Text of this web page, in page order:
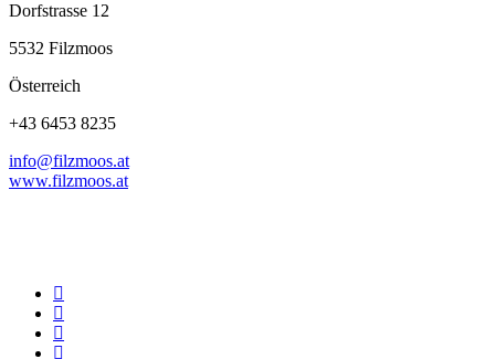
Dorfstrasse 12
5532 Filzmoos
Österreich
+43 6453 8235
info@filzmoos.at
www.filzmoos.at